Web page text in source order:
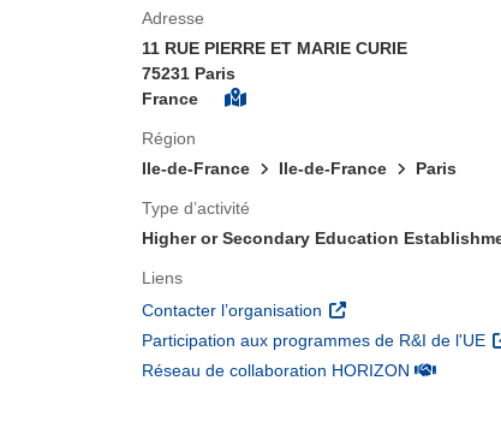
Adresse
11 RUE PIERRE ET MARIE CURIE
75231 Paris
France
Région
Ile-de-France
Ile-de-France Paris
Type d’activité
Higher or Secondary Education
Liens
Contacter l’organisation (s’ouvre dans une
Participation aux programmes de R&I de l'UE
Réseau de collaboration HORIZON(s’ouvre